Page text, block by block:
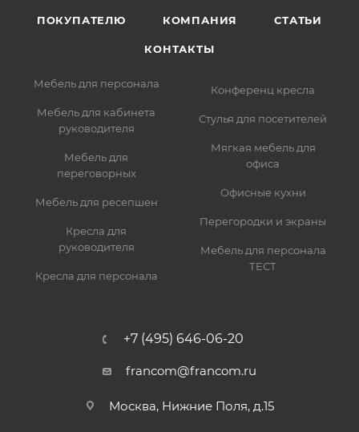
ПОКУПАТЕЛЮ КОМПАНИЯ СТАТЬИ
КОНТАКТЫ
Мебель для персонала
Мебель для кабинета
руководителя
Мебель для
переговорных
Мебель для ресепшен
Кресла для
руководителя
Кресла для персонала
Конференц кресла
Стулья для посетителей
Мягкая мебель для
офиса
Офисные кухни
Перегородки и экраны
Мебель для персонала
ТЕСТ
+7 (495) 646-06-20
francom@francom.ru
Москва, Нижние Поля, д.15